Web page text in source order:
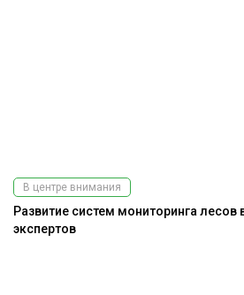
В центре внимания
Развитие систем мониторинга лесов
экспертов